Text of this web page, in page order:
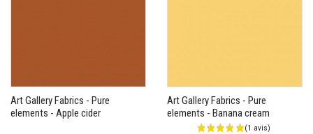
Art Gallery Fabrics - Pure
elements - Apple cider
Art Gallery Fabrics - Pure
elements - Banana cream